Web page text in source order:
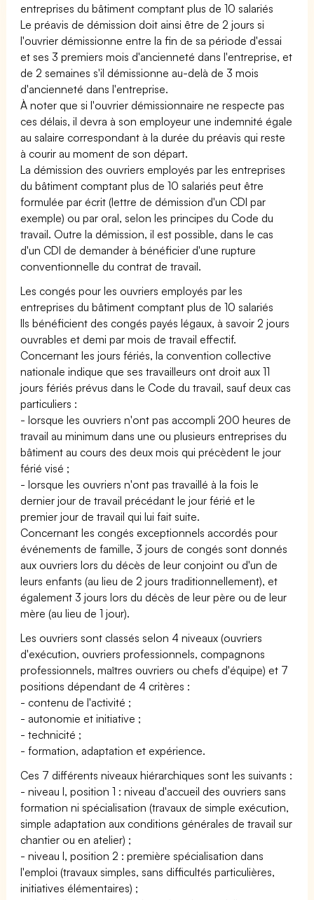
entreprises du bâtiment comptant plus de 10 salariés
Le préavis de démission doit ainsi être de 2 jours si
l'ouvrier démissionne entre la fin de sa période d'essai
et ses 3 premiers mois d'ancienneté dans l'entreprise, et
de 2 semaines s'il démissionne au-delà de 3 mois
d'ancienneté dans l'entreprise.
À noter que si l'ouvrier démissionnaire ne respecte pas
ces délais, il devra à son employeur une indemnité égale
au salaire correspondant à la durée du préavis qui reste
à courir au moment de son départ.
La démission des ouvriers employés par les entreprises
du bâtiment comptant plus de 10 salariés peut être
formulée par écrit (lettre de démission d'un CDI par
exemple) ou par oral, selon les principes du Code du
travail. Outre la démission, il est possible, dans le cas
d'un CDI de demander à bénéficier d'une rupture
conventionnelle du contrat de travail.
Les congés pour les ouvriers employés par les
entreprises du bâtiment comptant plus de 10 salariés
Ils bénéficient des congés payés légaux, à savoir 2 jours
ouvrables et demi par mois de travail effectif.
Concernant les jours fériés, la convention collective
nationale indique que ses travailleurs ont droit aux 11
jours fériés prévus dans le Code du travail, sauf deux cas
particuliers :
- lorsque les ouvriers n'ont pas accompli 200 heures de
travail au minimum dans une ou plusieurs entreprises du
bâtiment au cours des deux mois qui précèdent le jour
férié visé ;
- lorsque les ouvriers n'ont pas travaillé à la fois le
dernier jour de travail précédant le jour férié et le
premier jour de travail qui lui fait suite.
Concernant les congés exceptionnels accordés pour
événements de famille, 3 jours de congés sont donnés
aux ouvriers lors du décès de leur conjoint ou d'un de
leurs enfants (au lieu de 2 jours traditionnellement), et
également 3 jours lors du décès de leur père ou de leur
mère (au lieu de 1 jour).
Les ouvriers sont classés selon 4 niveaux (ouvriers
d'exécution, ouvriers professionnels, compagnons
professionnels, maîtres ouvriers ou chefs d'équipe) et 7
positions dépendant de 4 critères :
- contenu de l'activité ;
- autonomie et initiative ;
- technicité ;
- formation, adaptation et expérience.
Ces 7 différents niveaux hiérarchiques sont les suivants :
- niveau I, position 1 : niveau d'accueil des ouvriers sans
formation ni spécialisation (travaux de simple exécution,
simple adaptation aux conditions générales de travail sur
chantier ou en atelier) ;
- niveau I, position 2 : première spécialisation dans
l'emploi (travaux simples, sans difficultés particulières,
initiatives élémentaires) ;